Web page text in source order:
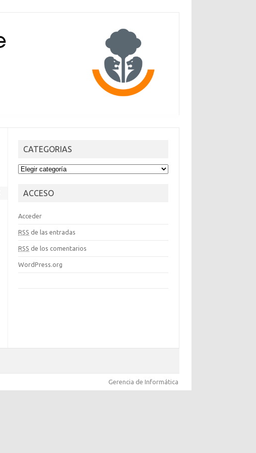
CATEGORIAS
CATEGORIAS
ACCESO
Acceder
RSS de las entradas
RSS de los comentarios
WordPress.org
Gerencia de Informática